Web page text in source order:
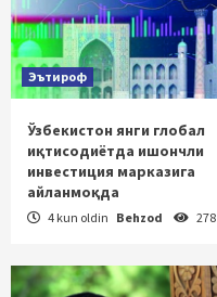
Эътироф
Ўзбекистон янги глобал
иқтисодиётда ишончли
инвестиция марказига
айланмоқда
4 kun oldin Behzod 278